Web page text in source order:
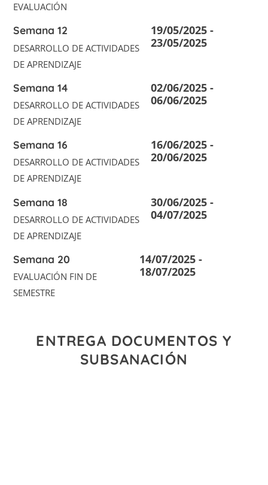
EVALUACIÓN
Semana 12
DESARROLLO DE ACTIVIDADES
DE APRENDIZAJE
19/05/2025 -
23/05/2025
Semana 14
DESARROLLO DE ACTIVIDADES
DE APRENDIZAJE
02/06/2025 -
06/06/2025
Semana 16
DESARROLLO DE ACTIVIDADES
DE APRENDIZAJE
16/06/2025 -
20/06/2025
Semana 18
DESARROLLO DE ACTIVIDADES
DE APRENDIZAJE
30/06/2025 -
04/07/2025
Semana 20
EVALUACIÓN FIN DE
SEMESTRE
14/07/2025 -
18/07/2025
ENTREGA DOCUMENTOS Y
SUBSANACIÓN